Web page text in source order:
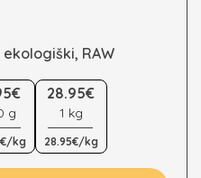
RAW
g
kg
28.95€
1 kg
28.95€/kg